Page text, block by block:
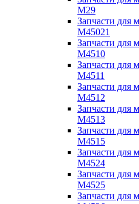
M29
Запчасти для
M45021
Запчасти для
M4510
Запчасти для
M4511
Запчасти для
M4512
Запчасти для
M4513
Запчасти для
M4515
Запчасти для
M4524
Запчасти для
M4525
Запчасти для